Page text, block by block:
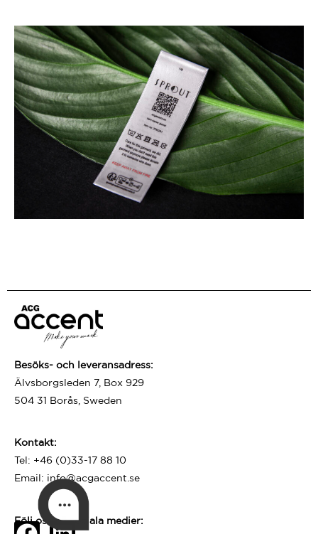
Besöks- och leveransadress:
Älvsborgsleden 7, Box 929
504 31 Borås, Sweden
Kontakt:
Tel: +46 (0)33-17 88 10
Email: info@acgaccent.se
Följ oss på sociala medier: